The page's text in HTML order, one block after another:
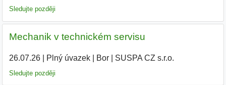
Sledujte později
Mechanik v technickém servisu
26.07.26| Plný úvazek| Bor| SUSPA CZ s.r.o.
Sledujte později